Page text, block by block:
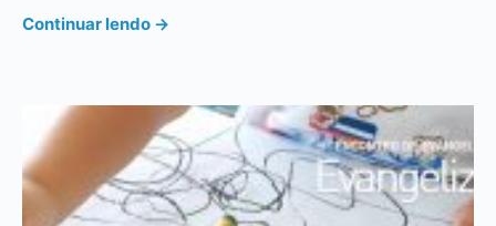
Continuar lendo →